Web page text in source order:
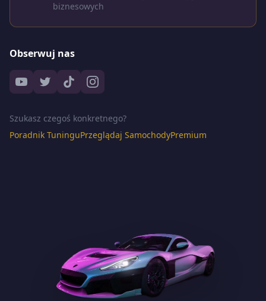
biznesowych
Obserwuj nas
Szukasz czegoś konkretnego?
Poradnik TuninguPrzeglądaj SamochodyPremium